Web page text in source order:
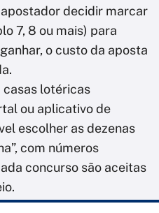
apostador decidir marcar
7, 8 ou mais) para
o custo da aposta
casas lotéricas
ou aplicativo de
escolher as dezenas
com números
concurso são aceitas